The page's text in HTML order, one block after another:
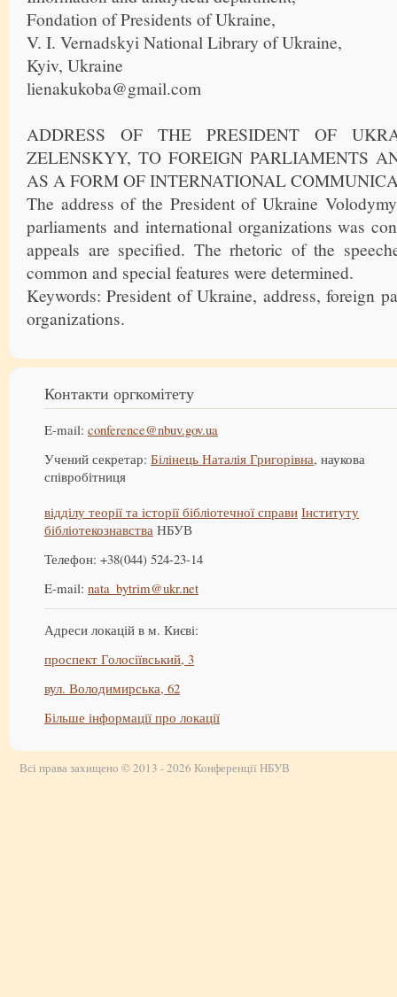
Fondation of Presidents of Ukraine,
V. I. Vernadskyi National Library of Ukraine,
Kyiv, Ukraine
lienakukoba@gmail.com
ADDRESS OF THE PRESIDENT OF
ZELENSKYY, TO FOREIGN PARLIAMENTS
AS A FORM OF INTERNATIONAL
The address of the President of Ukraine
parliaments and international organizations was
appeals are specified. The rhetoric of the
common and special features were determined.
Keywords: President of Ukraine, address, foreign
organizations.
Контакти оргкомітету
E-mail: conference@nbuv.gov.ua
Учений секретар: Білінець Наталія Григорівна, наукова
співробітниця
відділу теорії та історії бібліотечної справи Інституту
бібліотекознавства НБУВ
Телефон: +38(044) 524-23-14
E-mail: nata_bytrim@ukr.net
Адреси локацій в м. Києві:
проспект Голосіївський, 3
вул. Володимирська, 62
Більше інформації про локації
Всі права захищено © 2013 - 2026 Конференції НБУВ